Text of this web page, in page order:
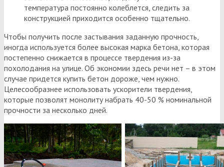
температура постоянно колеблется, следить за
конструкцией приходится особенно тщательно.
Чтобы получить после застывания заданную прочность,
иногда используется более высокая марка бетона, которая
постепенно снижается в процессе твердения из-за
похолодания на улице. Об экономии здесь речи нет – в этом
случае придется купить бетон дороже, чем нужно.
Целесообразнее использовать ускорители твердения,
которые позволят монолиту набрать 40-50 % номинальной
прочности за несколько дней.